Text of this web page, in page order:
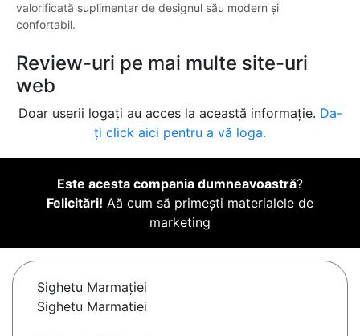
valorificată suplimentar de designul său modern și
confortabil.
Review-uri pe mai multe site-uri
web
Doar userii logați au acces la această informație. Da-
ți click aici pentru a vă loga.
Este acesta compania dumneavoastră?
Felicitări! Aă cum să primești materialele de
marketing
Sighetu Marmaţiei
Sighetu Marmatiei